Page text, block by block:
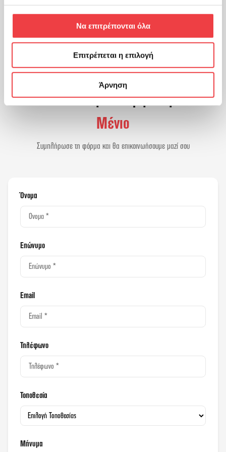
Να επιτρέπονται όλα
Επιτρέπεται η επιλογή
Άρνηση
Κλείσε Μάθημα Γνωριμίας μετον
Μένιο
Συμπλήρωσε τη φόρμα και θα επικοινωήσουμε μαζί σου
Όνομα
Επώνυμο
Email
Τηλέφωνο
Τοποθεσία
Μήνυμα